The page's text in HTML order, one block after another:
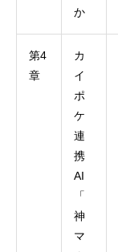
か
第4
章
カ
イ
ポ
ケ
連
携
AI
「
神
マ